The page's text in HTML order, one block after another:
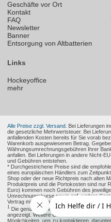
Geschäfte vor Ort
Kontakt
FAQ
Newsletter
Banner
Entsorgung von Altbatterien
Links
Hockeyoffice
mehr
Alle Preise zzgl. Versand. Bei Lieferungen
die gesetzliche Mehrwertsteuer. Bei
anfallenden Kosten bereits für Sie vorab
Warenkorb ausgewiesenen Betrag.
Währungsumrechnungsgebühren Ihrer
anfallen. Bei Lieferungen in andere Nicht-
und Gebühren entstehen.
* Durchgestrichene Preise sind die
eines europäischen Händlers zum
Shop oder der neue Richtpreis nach alten
Produktpreis und die Portokosten sind nur
Euro) kommen noch Gebühren des
Umrechnungskurse sowie ggf. weitere
Vertrag mit den Zahlungsanbieter.
1 Die genaue Höhe des Rabattes wird
angezeigt. Weitere Online-
Möglichkeiten, uns zu kontaktieren,